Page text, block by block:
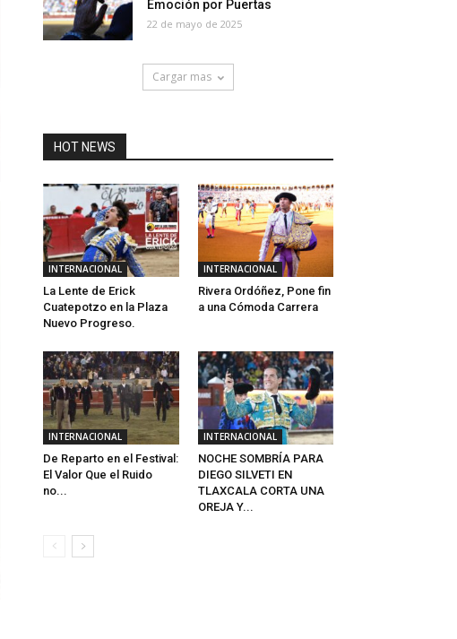
Emoción por Puertas
22 de mayo de 2025
Cargar mas
HOT NEWS
INTERNACIONAL
La Lente de Erick
Cuatepotzo en la Plaza
Nuevo Progreso.
INTERNACIONAL
Rivera Ordóñez, Pone fin
a una Cómoda Carrera
INTERNACIONAL
De Reparto en el Festival:
El Valor Que el Ruido
no...
INTERNACIONAL
NOCHE SOMBRÍA PARA
DIEGO SILVETI EN
TLAXCALA CORTA UNA
OREJA Y...